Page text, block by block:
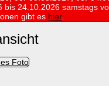
bis 24.10.2026 samstags
gibt es hier.